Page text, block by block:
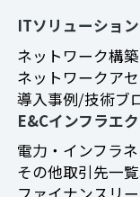
ITソリューショ
ネットワーク構築
ネットワークア
導入事例/技術ブ
E&Cインフラエ
電力・インフラ
その他取引先一覧